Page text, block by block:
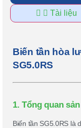
Tài liệu
Biến tần hòa
SG5.0RS
1. Tổng quan
Biến tần SG5.0RS là